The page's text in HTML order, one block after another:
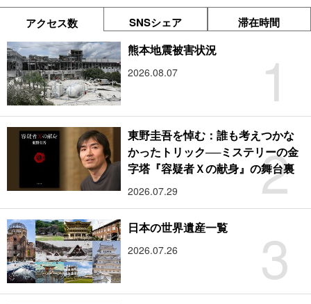
アクセス数 SNSシェア 滞在時間
1
熊本地震被害状況
2026.08.07
2
東野圭吾を悼む：誰も考えつかな
かったトリック──ミステリーの金
字塔『容疑者Ｘの献身』の舞台裏
2026.07.29
3
日本の世界遺産一覧
2026.07.26